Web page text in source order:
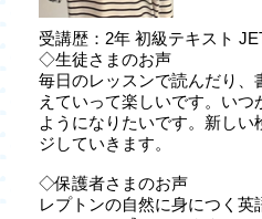
受講歴：2年 初級テキスト
◇生徒さまのお声
毎日のレッスンで読んだり、
えていって楽しいです。いつ
ようになりたいです。新し
ジしていきます。
◇保護者さまのお声
レプトンの自然に身につく